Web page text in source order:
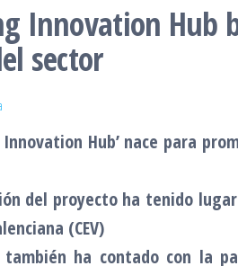
Innovation Hub
sector
Innovation Hub’ nace para
del proyecto ha tenido
(CEV)
ha contado con la